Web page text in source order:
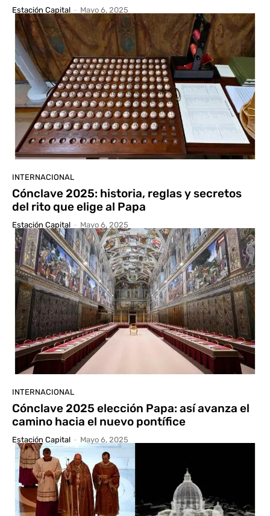
Estación Capital - Mayo 6, 2025
INTERNACIONAL
Cónclave 2025: historia, reglas y secretos
del rito que elige al Papa
Estación Capital - Mayo 6, 2025
INTERNACIONAL
Cónclave 2025 elección Papa: así avanza el
camino hacia el nuevo pontífice
Estación Capital - Mayo 6, 2025